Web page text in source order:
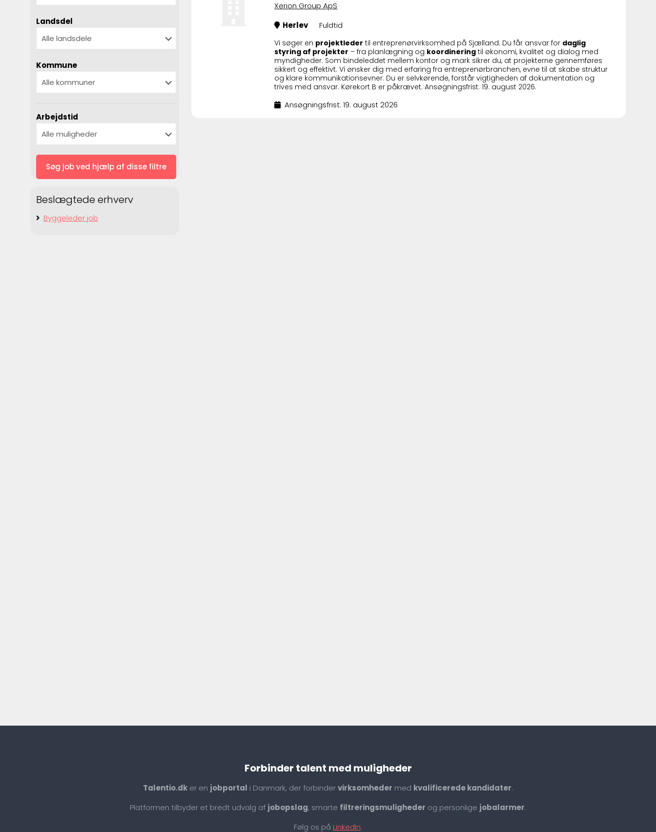
Landsdel
Kommune
Arbejdstid
Beslægtede erhverv
Byggeleder job
Xerion Group ApS
Herlev
Fuldtid
Vi søger en projektleder til entreprenørvirksomhed på Sjælland. Du får ansvar for daglig
styring af projekter – fra planlægning og koordinering til økonomi, kvalitet og dialog med
myndigheder. Som bindeleddet mellem kontor og mark sikrer du, at projekterne gennemføres
sikkert og effektivt. Vi ønsker dig med erfaring fra entreprenørbranchen, evne til at skabe struktur
og klare kommunikationsevner. Du er selvkørende, forstår vigtigheden af dokumentation og
trives med ansvar. Kørekort B er påkrævet. Ansøgningsfrist: 19. august 2026.
Ansøgningsfrist: 19. august 2026
Forbinder talent med muligheder
Talentio.dk er en jobportal i Danmark, der forbindervirksomheder med kvalificerede kandidater.
Platformen tilbyder et bredt udvalg af jobopslag, smarte filtreringsmuligheder og personlige jobalarmer.
Følg os på LinkedIn.